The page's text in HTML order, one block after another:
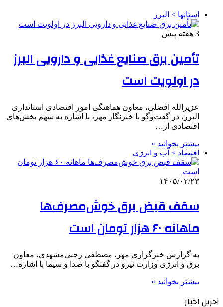
استانها > البرز
3 هفته پیش
تأمین برق صنایع غذایی و دارویی البرز
در اولویت است
عزیزالله افضلی، معاون هماهنگی امور اقتصادی استانداری
البرز، در گفت‌وگو با خبرنگار مهر، با اشاره به سهم بخش‌های
اقتصادی از…
بیشتر بخوانید »
اقتصاد > آب و انرژی
۱۴۰۵/۰۲/۲۳
سقف قبض برق خوش‌مصرف‌ها
ماهانه ۶۰ هزار تومان است
به گزارش خبرگزاری مهر، مصطفی رجبی‌مشهدی، معاون
برق و انرژی وزارت نیرو در گفتگو با صدا و سیما با اشاره…
بیشتر بخوانید »
آخرین اخبار